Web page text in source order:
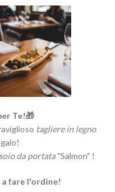
Te!🎁
tagliere in legno
da portata"Salmon" !
a fare l'ordine!